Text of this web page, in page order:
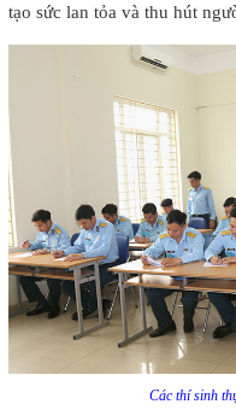
tạo sức lan tỏa và thu hút
Các thí sinh